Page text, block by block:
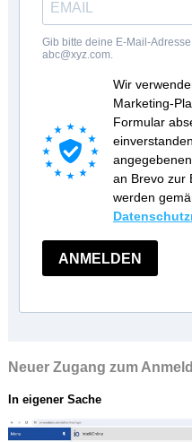
Gib bitte deine E-Mail-
abc@xyz.com.
Wir
Marketing-
Formular
an Brevo zur
werden
ANMELDEN
Neuer Zugang zum
In eigener Sache